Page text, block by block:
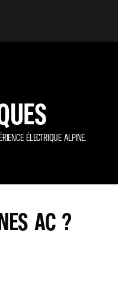
ÉLECTRIQUE ALPINE.
AC ?